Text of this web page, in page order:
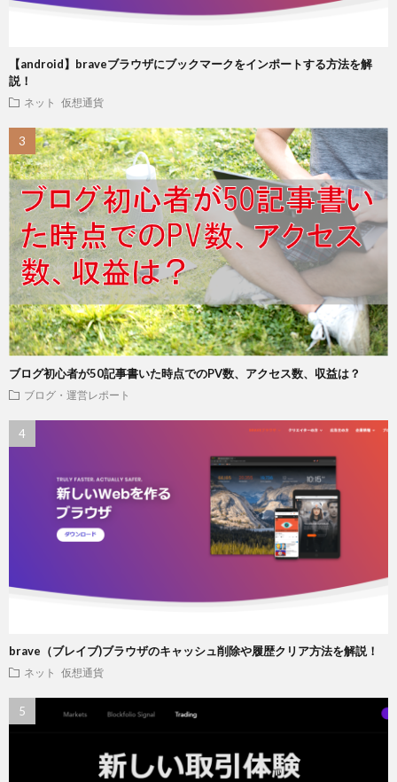
【android】braveブラウザにブックマークをインポートする方法を解
説！
ネット 仮想通貨
ブログ初心者が50記事書いた時点でのPV数、アクセス数、収益は？
ブログ・運営レポート
brave（ブレイブ)ブラウザのキャッシュ削除や履歴クリア方法を解説！
ネット 仮想通貨